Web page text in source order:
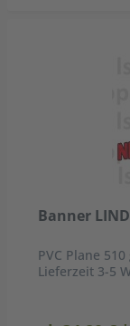
Banner
PVC Plane
Lieferzeit 3-5